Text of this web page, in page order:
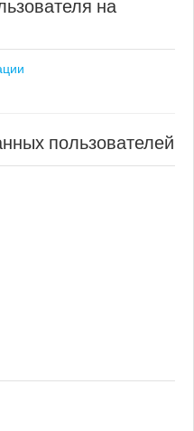
пользователей